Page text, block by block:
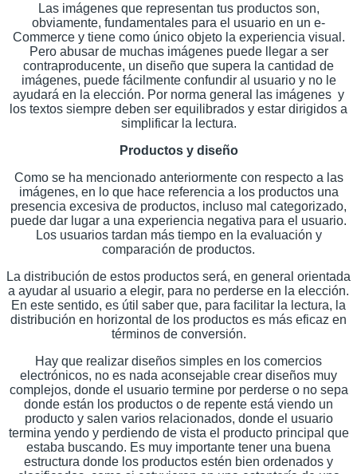
Las imágenes que representan tus productos son,
obviamente, fundamentales para el usuario en un e-
Commerce y tiene como único objeto la experiencia visual.
Pero abusar de muchas imágenes puede llegar a ser
contraproducente, un diseño que supera la cantidad de
imágenes, puede fácilmente confundir al usuario y no le
ayudará en la elección. Por norma general las imágenes y
los textos siempre deben ser equilibrados y estar dirigidos a
simplificar la lectura.
Productos y diseño
Como se ha mencionado anteriormente con respecto a las
imágenes, en lo que hace referencia a los productos una
presencia excesiva de productos, incluso mal categorizado,
puede dar lugar a una experiencia negativa para el usuario.
Los usuarios tardan más tiempo en la evaluación y
comparación de productos.
La distribución de estos productos será, en general orientada
a ayudar al usuario a elegir, para no perderse en la elección.
En este sentido, es útil saber que, para facilitar la lectura, la
distribución en horizontal de los productos es más eficaz en
términos de conversión.
Hay que realizar diseños simples en los comercios
electrónicos, no es nada aconsejable crear diseños muy
complejos, donde el usuario termine por perderse o no sepa
donde están los productos o de repente está viendo un
producto y salen varios relacionados, donde el usuario
termina yendo y perdiendo de vista el producto principal que
estaba buscando. Es muy importante tener una buena
estructura donde los productos estén bien ordenados y